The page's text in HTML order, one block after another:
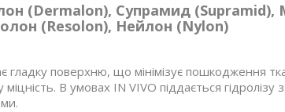
(Dermalon), Супрамид (Supramid),
(Resolon), Нейлон (Nylon)
гладку поверхню, що мінімізує пошкодження
В умовах IN VIVO піддається гідролізу